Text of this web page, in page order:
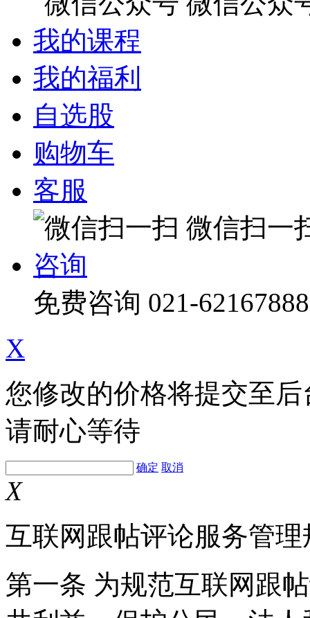
我的课程
我的福利
自选股
购物车
客服
微信扫一
咨询
免费咨询 021-62167888
X
您修改的价格将提交至
请耐心等待
确定 取消
X
互联网跟帖评论服务管理
第一条 为规范互联网跟